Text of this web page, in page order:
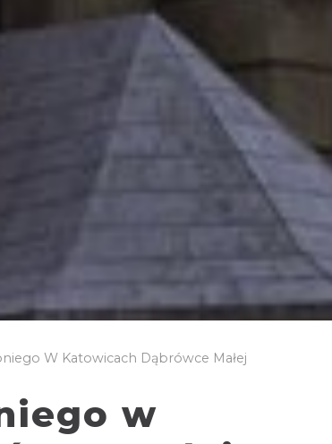
W Katowicach Dąbrówce Małej
w